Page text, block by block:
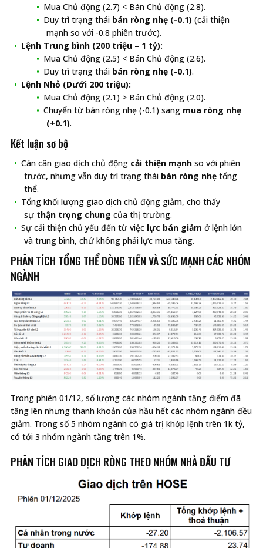
Mua Chủ động (2.7) < Bán Chủ động (2.8).
Duy trì trạng thái bán ròng nhẹ (-0.1) (cải thiện
mạnh so với -0.8 phiên trước).
Lệnh Trung bình (200 triệu – 1 tỷ):
Mua Chủ động (2.5) < Bán Chủ động (2.6).
Duy trì trạng thái bán ròng nhẹ (-0.1).
Lệnh Nhỏ (Dưới 200 triệu):
Mua Chủ động (2.1) > Bán Chủ động (2.0).
Chuyển từ bán ròng nhẹ (-0.1) sang mua ròng nhẹ
(+0.1).
Kết luận sơ bộ
Cán cân giao dịch chủ động cải thiện mạnh so với phiên
trước, nhưng vẫn duy trì trạng thái bán ròng nhẹ tổng
thể.
Tổng khối lượng giao dịch chủ động giảm, cho thấy
sự thận trọng chung của thị trường.
Sự cải thiện chủ yếu đến từ việc lực bán giảm ở lệnh lớn
và trung bình, chứ không phải lực mua tăng.
PHÂN TÍCH TỔNG THỂ DÒNG TIỀN VÀ SỨC MẠNH CÁC NHÓM
NGÀNH
Trong phiên 01/12, số lượng các nhóm ngành tăng điểm đã
tăng lên nhưng thanh khoản của hầu hết các nhóm ngành đều
giảm. Trong số 5 nhóm ngành có giá trị khớp lệnh trên 1k tỷ,
có tới 3 nhóm ngành tăng trên 1%.
PHÂN TÍCH GIAO DỊCH RÒNG THEO NHÓM NHÀ ĐẦU TƯ